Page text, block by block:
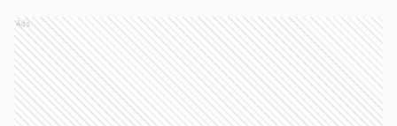
Ads